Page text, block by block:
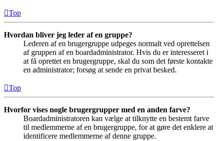
Top
Hvordan bliver jeg leder af en gruppe?
Lederen af en brugergruppe udpeges normalt ved oprettelsen
af gruppen af en boardadministrator. Hvis du er interesseret i
at få oprettet en brugergruppe, skal du som det første kontakte
en administrator; forsøg at sende en privat besked.
Top
Hvorfor vises nogle brugergrupper med en anden farve?
Boardadministratoren kan vælge at tilknytte en bestemt farve
til medlemmerne af en brugergruppe, for at gøre det enklere at
identificere medlemmerne af denne gruppe.